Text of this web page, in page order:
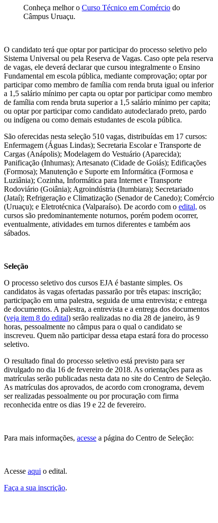
Conheça melhor o Curso Técnico em Comércio do
Câmpus Uruaçu.
O candidato terá que optar por participar do processo seletivo pelo
Sistema Universal ou pela Reserva de Vagas. Caso opte pela reserva
de vagas, ele deverá declarar que cursou integralmente o Ensino
Fundamental em escola pública, mediante comprovação; optar por
participar como membro de família com renda bruta igual ou inferior
a 1,5 salário mínimo per capta ou optar por participar como membro
de família com renda bruta superior a 1,5 salário mínimo per capita;
ou optar por participar como candidato autodeclarado preto, pardo
ou indígena ou como demais estudantes de escola pública.
São oferecidas nesta seleção 510 vagas, distribuídas em 17 cursos:
Enfermagem (Águas Lindas); Secretaria Escolar e Transporte de
Cargas (Anápolis); Modelagem do Vestuário (Aparecida);
Panificação (Inhumas); Artesanato (Cidade de Goiás); Edificações
(Formosa); Manutenção e Suporte em Informática (Formosa e
Luziânia); Cozinha, Informática para Internet e Transporte
Rodoviário (Goiânia); Agroindústria (Itumbiara); Secretariado
(Jataí); Refrigeração e Climatização (Senador de Canedo); Comércio
(Uruaçu); e Eletrotécnica (Valparaíso). De acordo com o edital, os
cursos são predominantemente noturnos, porém podem ocorrer,
eventualmente, atividades em turnos diferentes e também aos
sábados.
Seleção
O processo seletivo dos cursos EJA é bastante simples. Os
candidatos às vagas ofertadas passarão por três etapas: inscrição;
participação em uma palestra, seguida de uma entrevista; e entrega
de documentos. A palestra, a entrevista e a entrega dos documentos
(veja item 8 do edital) serão realizadas no dia 28 de janeiro, às 9
horas, pessoalmente no câmpus para o qual o candidato se
inscreveu. Quem não participar dessa etapa estará fora do processo
seletivo.
O resultado final do processo seletivo está previsto para ser
divulgado no dia 16 de fevereiro de 2018. As orientações para as
matrículas serão publicadas nesta data no site do Centro de Seleção.
As matrículas dos aprovados, de acordo com cronograma, devem
ser realizadas pessoalmente ou por procuração com firma
reconhecida entre os dias 19 e 22 de fevereiro.
Para mais informações, acesse a página do Centro de Seleção:
Acesse aqui o edital.
Faça a sua inscrição.